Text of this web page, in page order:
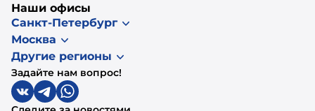
Наши офисы
Санкт-Петербург
Москва
Другие регионы
Задайте нам вопрос!